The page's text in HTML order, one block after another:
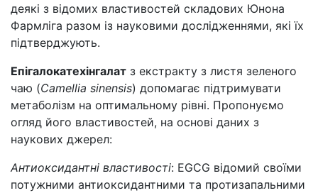
деякі з відомих властивостей складових Юнона
Фармліга разом із науковими дослідженнями, які їх
підтверджують.
Епігалокатехінгалат з екстракту з листя зеленого
чаю (Camellia sinensis) допомагає підтримувати
метаболізм на оптимальному рівні. Пропонуємо
огляд його властивостей, на основі даних з
наукових джерел:
Антиоксидантні властивості: EGCG відомий своїми
потужними антиоксидантними та протизапальними